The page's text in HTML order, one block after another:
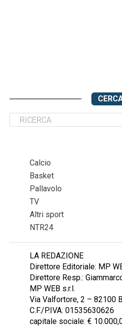
Calcio
Basket
Pallavolo
TV
Altri sport
NTR24
LA REDAZIONE
Direttore Editoriale: MP
Direttore Resp.:
MP WEB s.r.l.
Via Valfortore, 2 – 82100
C.F./P.IVA: 01535630626
capitale sociale: €